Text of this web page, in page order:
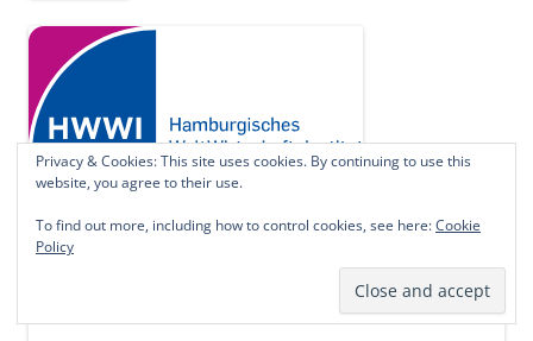
Privacy & Cookies: This site uses cookies. By continuing to use this
website, you agree to their use.
To find out more, including how to control cookies, see here:Cookie
Policy